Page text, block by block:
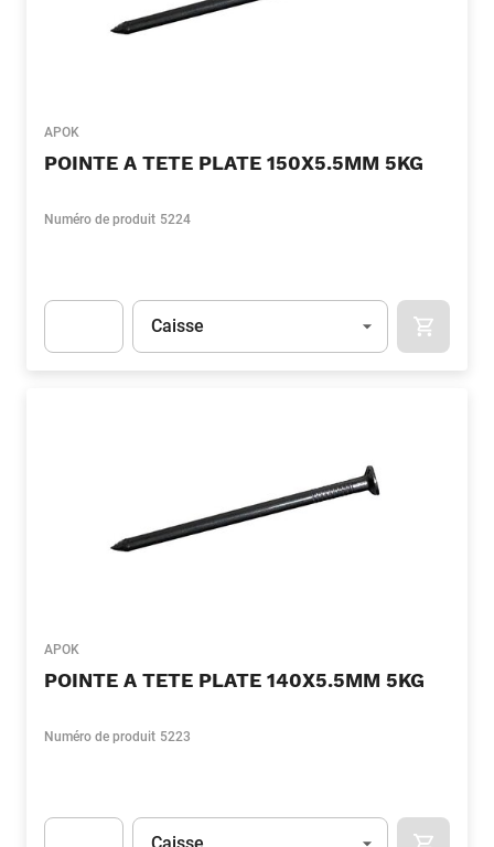
APOK
POINTE A TETE PLATE 150X5.5MM 5KG
Numéro de produit 5224
Unité
Caisse
APOK
POINTE A TETE PLATE 140X5.5MM 5KG
Numéro de produit 5223
Unité